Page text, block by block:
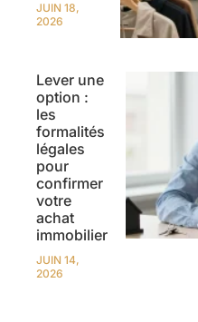
JUIN 18,
2026
Lever une
option :
les
formalités
légales
pour
confirmer
votre
achat
immobilier
JUIN 14,
2026